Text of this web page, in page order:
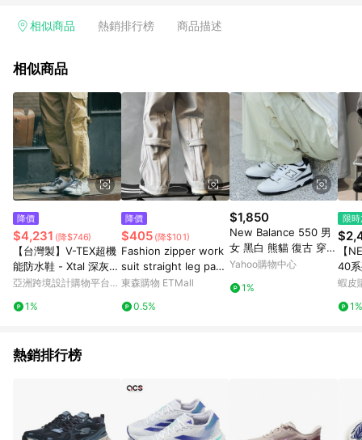
電玩/遊戲/相機/單眼/鏡頭/拍立得 [2024/6/1起適用] -內接硬
的購回饋活動享Yahoo超贈點回饋者 - 購物中心商店之商品：商
3. 訂單回饋金額將扣除運費/購物金/超贈點/福利金/紅利折抵/折
價券等虛擬貨幣折抵 4. 大宗採購或批發轉賣不具回饋資格： 如
有相關事證認定您為大宗採購、批發轉賣而非最終消費使用者，
相關認定以Yahoo購物中心之認定為準
相似商品 熱銷排行榜 商品描述
相似商品
降價
$4,231 (降$746)
【台灣製】V-TEX超機
能防水鞋 - Xtal 深灰/
氧化鋁
亞洲跨境設計購物平台
1%
降價
$405 (降$101)
Fashion zipper work
suit straight leg pant
s 拉鏈工裝直筒褲男
東森購物 ETMall
0.5%
$1,850
New Balance 550 男
女 黑白 熊貓 復古 穿搭
潮流 運動 休閒鞋 BB5
Yahoo購物中心
1%
限
【
40
鞋
蝦皮
1%
熱銷排行榜